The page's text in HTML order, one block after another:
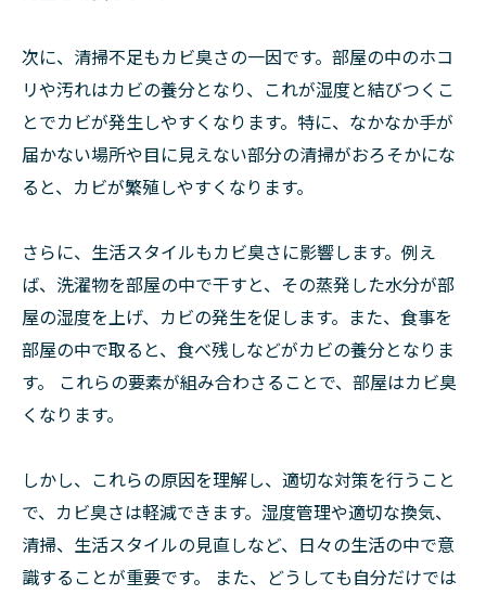
次に、清掃不足もカビ臭さの一因です。部屋の中のホコ
リや汚れはカビの養分となり、これが湿度と結びつくこ
とでカビが発生しやすくなります。特に、なかなか手が
届かない場所や目に見えない部分の清掃がおろそかにな
ると、カビが繁殖しやすくなります。
さらに、生活スタイルもカビ臭さに影響します。例え
ば、洗濯物を部屋の中で干すと、その蒸発した水分が部
屋の湿度を上げ、カビの発生を促します。また、食事を
部屋の中で取ると、食べ残しなどがカビの養分となりま
す。 これらの要素が組み合わさることで、部屋はカビ臭
くなります。
しかし、これらの原因を理解し、適切な対策を行うこと
で、カビ臭さは軽減できます。湿度管理や適切な換気、
清掃、生活スタイルの見直しなど、日々の生活の中で意
識することが重要です。 また、どうしても自分だけでは